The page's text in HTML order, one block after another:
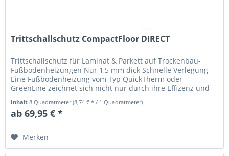
Trittschallschutz CompactFloor DIRECT
Trittschallschutz für Laminat & Parkett auf Trockenbau-
Fußbodenheizungen Nur 1,5 mm dick Schnelle Verlegung
Eine Fußbodenheizung vom Typ QuickTherm oder
GreenLine zeichnet sich nicht nur durch ihre Effizenz und
Inhalt8 Quadratmeter(8,74 € * / 1 Quadratmeter)
ab 69,95 € *
Merken